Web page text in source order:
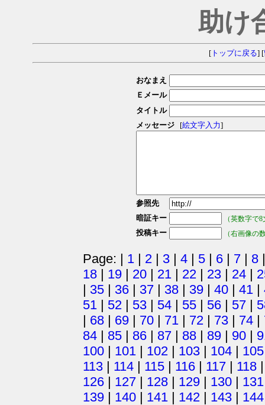
助け
[トップに戻る] [
おなまえ
Ｅメール
タイトル
メッセージ
[絵文字入力]
参照先
暗証キー
（英数字で
投稿キー （右画像の
Page: | 1 | 2 | 3 | 4 | 5 | 6 | 7 | 8
18 | 19 | 20 | 21 | 22 | 23 | 24 |
| 35 | 36 | 37 | 38 | 39 | 40 | 41 |
51 | 52 | 53 | 54 | 55 | 56 | 57 |
| 68 | 69 | 70 | 71 | 72 | 73 | 74 |
84 | 85 | 86 | 87 | 88 | 89 | 90 |
100 | 101 | 102 | 103 | 104 | 105
113 | 114 | 115 | 116 | 117 | 118
126 | 127 | 128 | 129 | 130 | 131
139 | 140 | 141 | 142 | 143 | 144